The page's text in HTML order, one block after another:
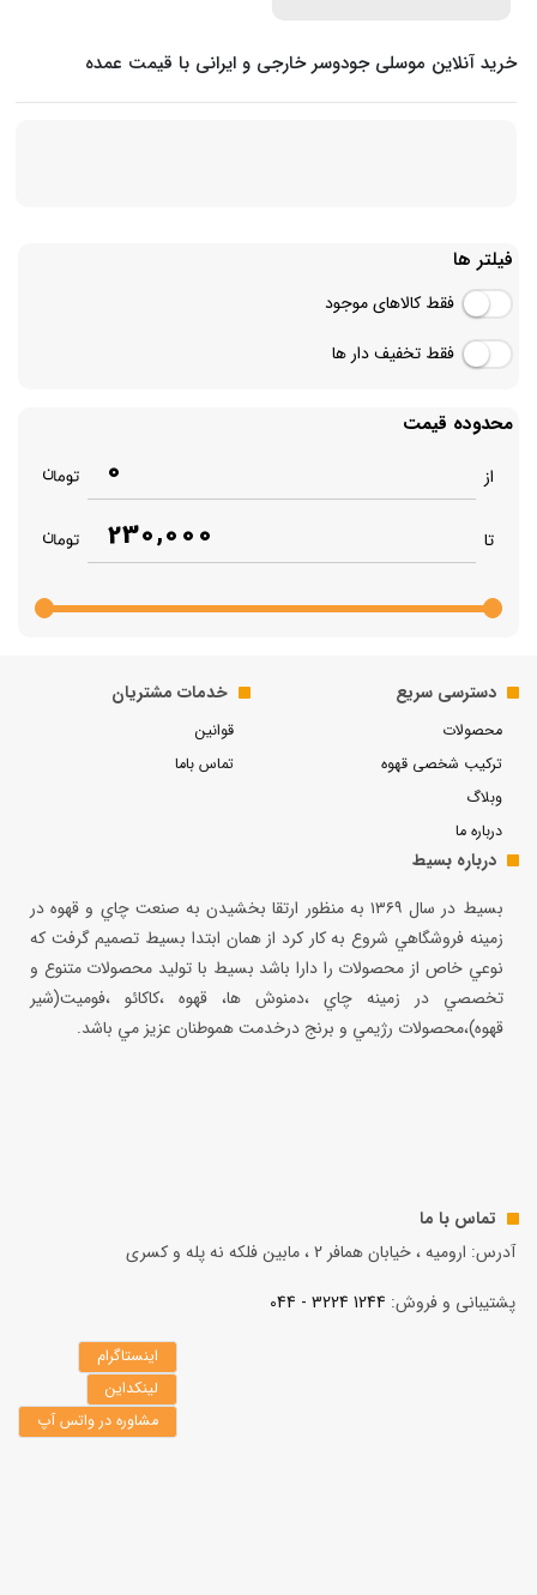
خرید آنلاین موسلی جودوسر خارجی و ایرانی با قیمت عمده
فیلتر ها
فقط کالاهای موجود
فقط تخفیف دار ها
محدوده قیمت
از 0
تا 230,000
دسترسی سریع
محصولات
ترکیب شخصی قهوه
وبلاگ
درباره ما
خدمات مشتریان
قوانین
تماس باما
درباره بسیط
بسيط در سال ۱۳۶۹ به منظور ارتقا بخشيدن به صنعت چاي و قهوه در
زمينه فروشگاهي شروع به كار كرد از همان ابتدا بسيط تصميم گرفت كه
نوعي خاص از محصولات را دارا باشد بسيط با توليد محصولات متنوع و
تخصصي در زمينه چاي ،دمنوش ها، قهوه ،كاكائو ،فوميت(شير
قهوه)،محصولات رژيمي و برنج درخدمت هموطنان عزيز مي باشد.
تماس با ما
آدرس: ارومیه ، خیابان همافر 2 ، مابين فلكه نه پله و کسری
پشتیبانی و فروش: 1244 3224 - 044
اینستاگرام
لینکداین
مشاوره در واتس آپ